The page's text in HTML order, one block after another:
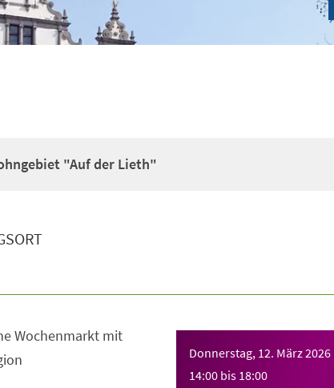
"Auf der Lieth"
Donnerstag, 12. März 2026
14:00 bis 18:00
Wochenmarkt mit